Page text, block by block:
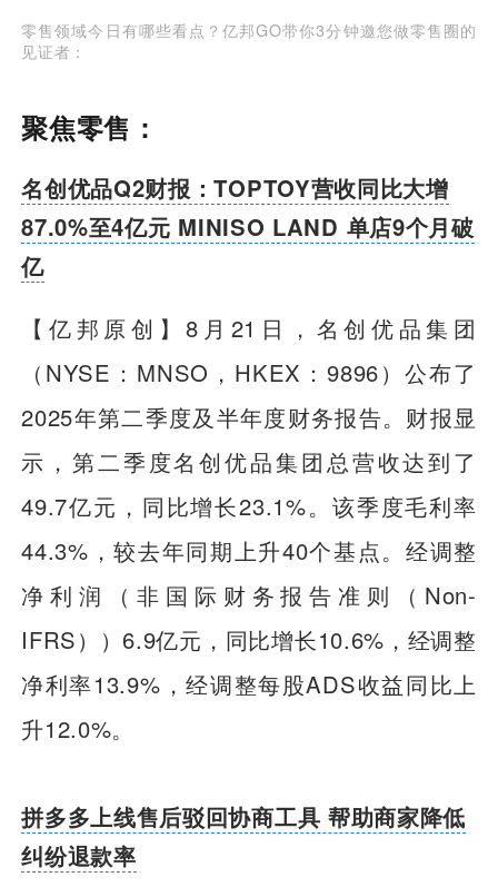
零售领域今日有哪些看点？亿邦GO带你3分钟邀您做零售圈的
见证者：
聚焦零售：
名创优品Q2财报：TOPTOY营收同比大增
87.0%至4亿元 MINISO LAND 单店9个月破
亿
【亿邦原创】8月21日，名创优品集团
（NYSE：MNSO，HKEX：9896）公布了
2025年第二季度及半年度财务报告。财报显
示，第二季度名创优品集团总营收达到了
49.7亿元，同比增长23.1%。该季度毛利率
44.3%，较去年同期上升40个基点。经调整
净利润（非国际财务报告准则（Non-
IFRS））6.9亿元，同比增长10.6%，经调整
净利率13.9%，经调整每股ADS收益同比上
升12.0%。
拼多多上线售后驳回协商工具 帮助商家降低
纠纷退款率